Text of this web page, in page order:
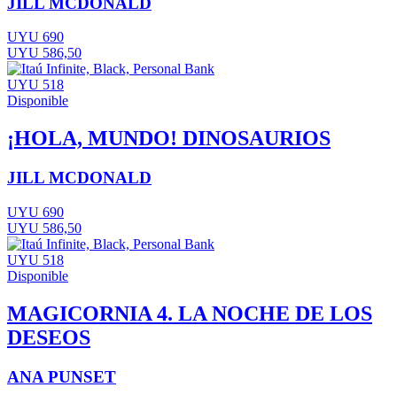
UYU 690
UYU 586,50
UYU 518
Disponible
¡HOLA, MUNDO! DINOSAURIOS
JILL MCDONALD
UYU 690
UYU 586,50
UYU 518
Disponible
MAGICORNIA 4. LA NOCHE DE LOS
DESEOS
ANA PUNSET